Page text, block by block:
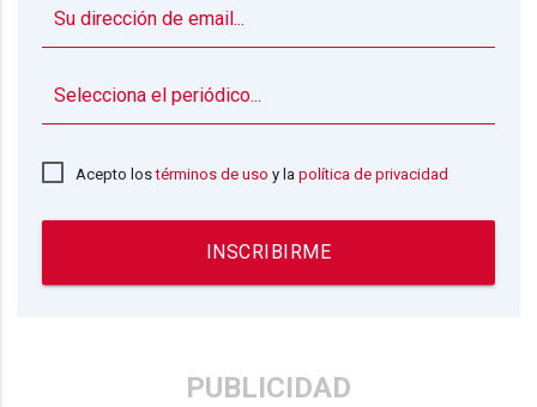
Acepto lostérminos de uso y lapolítica de privacidad
INSCRIBIRME
PUBLICIDAD